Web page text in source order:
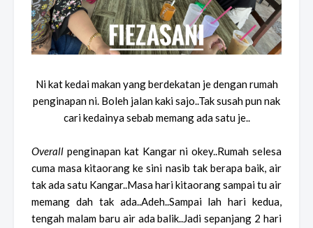
Ni kat kedai makan yang berdekatan je dengan rumah
penginapan ni. Boleh jalan kaki sajo..Tak susah pun nak
cari kedainya sebab memang ada satu je..
Overall penginapan kat Kangar ni okey..Rumah selesa
cuma masa kitaorang ke sini nasib tak berapa baik, air
tak ada satu Kangar..Masa hari kitaorang sampai tu air
memang dah tak ada..Adeh..Sampai lah hari kedua,
tengah malam baru air ada balik..Jadi sepanjang 2 hari